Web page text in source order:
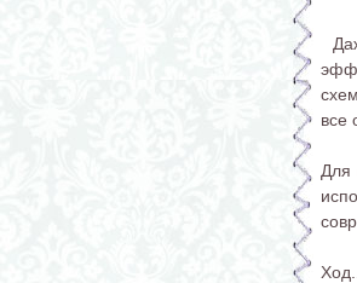
все
Для
Ход...